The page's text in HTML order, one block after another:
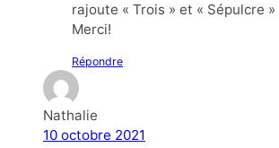
rajoute « Trois » et « Sépulcre »
Merci!
Répondre
Nathalie
10 octobre 2021